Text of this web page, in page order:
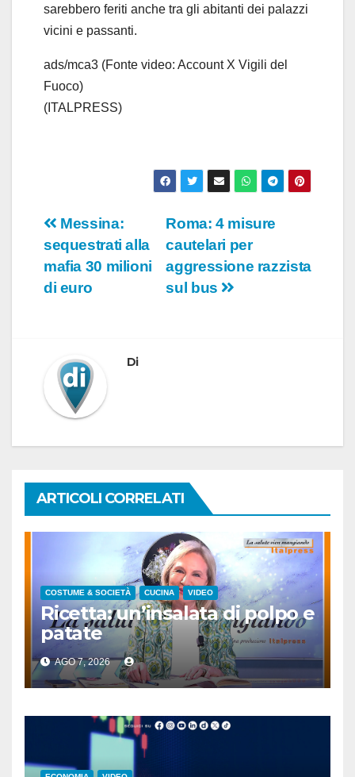
o
sarebbero feriti anche tra gli abitanti dei palazzi
vicini e passanti.
ads/mca3 (Fonte video: Account X Vigili del
Fuoco)
(ITALPRESS)
Navigazione
articoli
Roma: 4 misure
cautelari per
aggressione razzista
sul bus
Messina:
sequestrati alla
mafia 30 milioni
di euro
Di
ARTICOLI CORRELATI
COSTUME & SOCIETÀ CUCINA VIDEO
Ricetta: un’insalata di polpo e
patate
AGO 7, 2026